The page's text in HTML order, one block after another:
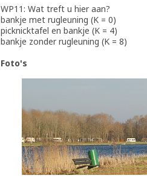
WP11: Wat treft u hier aan?
bankje met rugleuning (K = 0)
picknicktafel en bankje (K = 4)
bankje zonder rugleuning (K = 8)
Foto's